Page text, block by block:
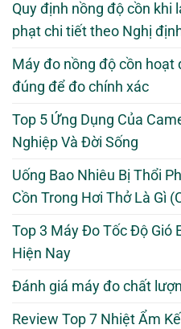
Quy định nồng độ cồn khi
phạt chi tiết theo Nghị
Máy đo nồng độ cồn hoạt
đúng để đo chính xác
Top 5 Ứng Dụng Của
Nghiệp Và Đời Sống
Uống Bao Nhiêu Bị Thổi
Cồn Trong Hơi Thở Là Gì
Top 3 Máy Đo Tốc Độ Gió
Hiện Nay
Đánh giá máy đo chất
Review Top 7 Nhiệt Ẩm